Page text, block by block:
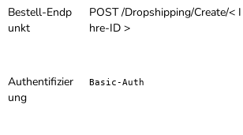
Bestell-Endp
unkt
POST /Dropshipping/Create/< I
hre-ID >
Authentifizier
ung
Basic-Auth